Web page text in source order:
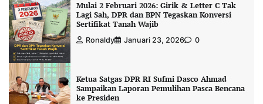
Mulai 2 Februari 2026: Girik & Letter C Tak
Lagi Sah, DPR dan BPN Tegaskan Konversi
Sertifikat Tanah Wajib
Ronaldy Januari 23, 2026 0
Ketua Satgas DPR RI Sufmi Dasco Ahmad
Sampaikan Laporan Pemulihan Pasca Bencana
ke Presiden